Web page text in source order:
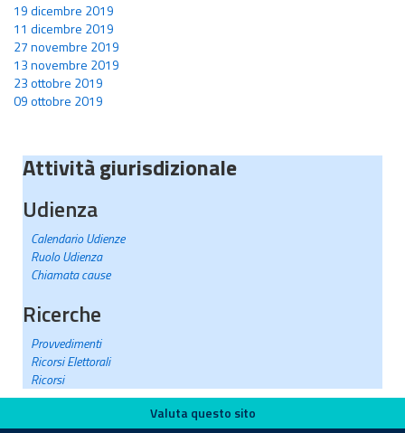
19 dicembre 2019
11 dicembre 2019
27 novembre 2019
13 novembre 2019
23 ottobre 2019
09 ottobre 2019
Attività giurisdizionale
Udienza
Calendario Udienze
Ruolo Udienza
Chiamata cause
Ricerche
Provvedimenti
Ricorsi Elettorali
Ricorsi
Valuta questo sito
Valuta questo sito